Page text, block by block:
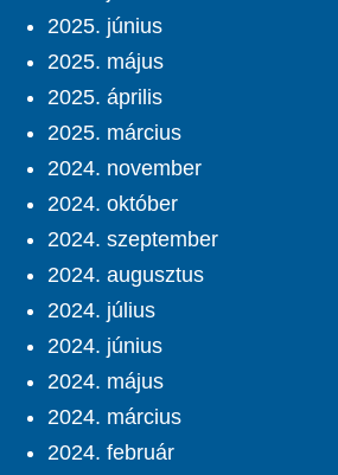
2025. június
2025. május
2025. április
2025. március
2024. november
2024. október
2024. szeptember
2024. augusztus
2024. július
2024. június
2024. május
2024. március
2024. február